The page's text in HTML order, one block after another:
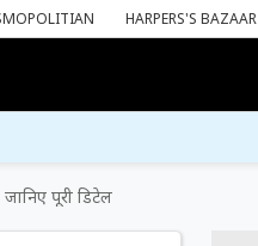
HARPERS'S BAZAAR
पूरी डिटेल